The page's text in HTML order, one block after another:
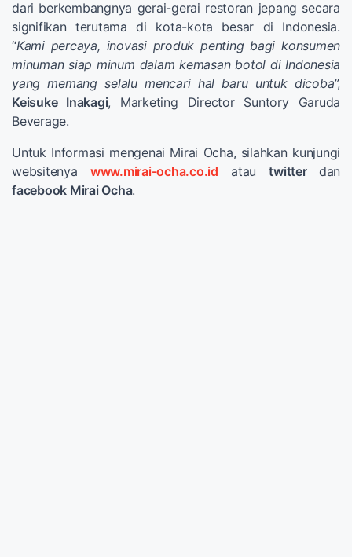
dari berkembangnya gerai-gerai restoran jepang secara
signifikan terutama di kota-kota besar di Indonesia.
“Kami percaya, inovasi produk penting bagi konsumen
minuman siap minum dalam kemasan botol di Indonesia
yang memang selalu mencari hal baru untuk dicoba”,
Keisuke Inakagi, Marketing Director Suntory Garuda
Beverage.
Untuk Informasi mengenai Mirai Ocha, silahkan kunjungi
websitenya www.mirai-ocha.co.id atautwitter dan
facebook Mirai Ocha.